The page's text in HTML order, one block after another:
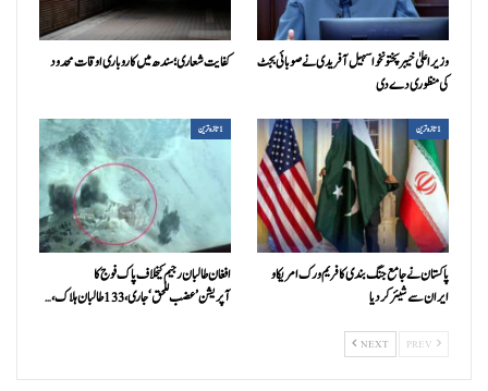
وزیراعلیٰ خیبرپختونخوا سہیل آفریدی نے صوبائی بجٹ
کی منظوری دے دی
کفایت شعاری؛ سندھ میں کاروباری اوقات محدود
1تازہ ترین
پاکستان نے جامع جنگ بندی کا فریم ورک امریکا و
ایران سے شیئر کر دیا
1تازہ ترین
افغان طالبان رجیم کیخلاف پاک فوج کا
آپریشن’عضب للحق‘ جاری، 133 طالبان ہلاک،…
NEXT